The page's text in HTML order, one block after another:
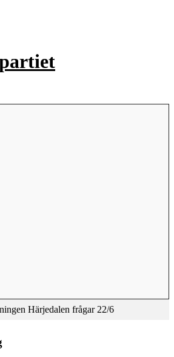
Härjedalen frågar 22/6